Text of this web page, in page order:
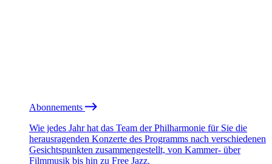
Abonnements
Wie jedes Jahr hat das Team der Philharmonie für Sie die
herausragenden Konzerte des Programms nach verschiedenen
Gesichtspunkten zusammengestellt, von Kammer- über
Filmmusik bis hin zu Free Jazz.